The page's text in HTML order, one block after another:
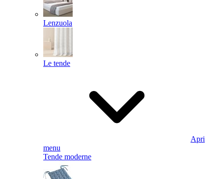
Lenzuola
Le tende
Apri
menu
Tende moderne